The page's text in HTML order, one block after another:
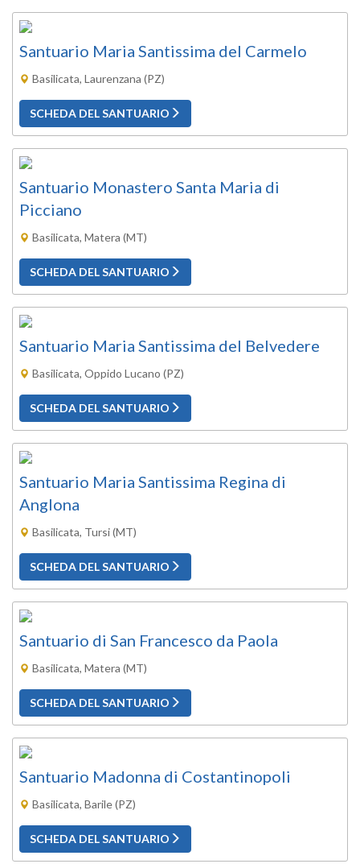
Santuario Maria Santissima del Carmelo
Basilicata, Laurenzana (PZ)
SCHEDA DEL SANTUARIO
Santuario Monastero Santa Maria di
Picciano
Basilicata, Matera (MT)
SCHEDA DEL SANTUARIO
Santuario Maria Santissima del Belvedere
Basilicata, Oppido Lucano (PZ)
SCHEDA DEL SANTUARIO
Santuario Maria Santissima Regina di
Anglona
Basilicata, Tursi (MT)
SCHEDA DEL SANTUARIO
Santuario di San Francesco da Paola
Basilicata, Matera (MT)
SCHEDA DEL SANTUARIO
Santuario Madonna di Costantinopoli
Basilicata, Barile (PZ)
SCHEDA DEL SANTUARIO